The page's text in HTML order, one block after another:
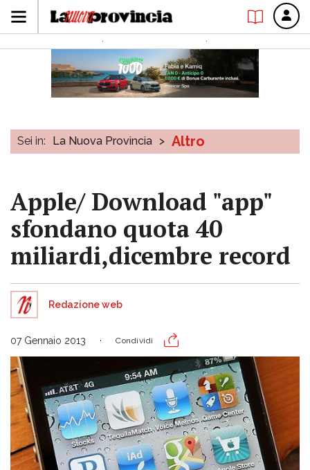
Sei in: La Nuova Provincia > Altro
Apple/ Download "app"
sfondano quota 40
miliardi,dicembre record
Redazione web
07 Gennaio 2013 Condividi